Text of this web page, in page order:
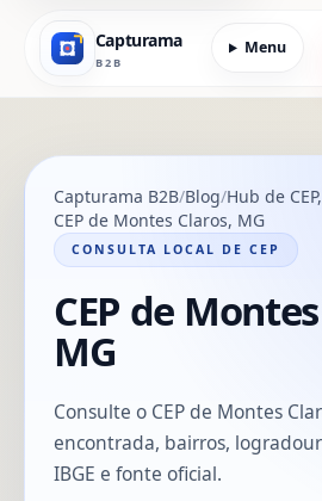
Capturama
B2B
Menu
Capturama B2B Blog Hub de
CEP de Montes Claros, MG
CONSULTA LOCAL DE CEP
CEP de
MG
Consulte o CEP de Montes
encontrada, bairros,
IBGE e fonte oficial.